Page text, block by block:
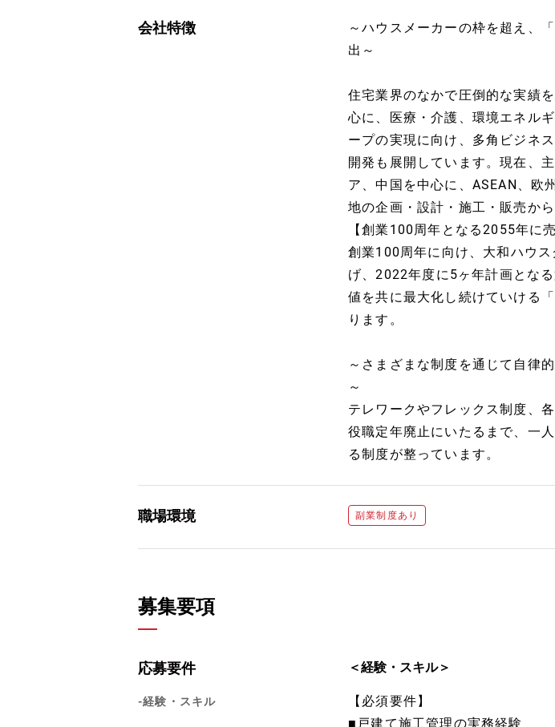
会社特徴
～ハウスメーカーの枠を超え、
出～
住宅業界のなかで圧倒的な実績
心に、医療・介護、環境エネル
ープの実現に向け、多角ビジネ
開発も展開しています。現在、
ア、中国を中心に、ASEAN、欧
地の企画・設計・施工・販売か
【創業100周年となる2055年に
創業100周年に向け、大和ハウ
げ、2022年度に5ヶ年計画とな
値を共に最大化し続けていける
ります。
～さまざまな制度を通じて自律
～
テレワークやフレックス制度、
役職定年廃止にいたるまで、一
る制度が整っています。
職場環境 副業制度あり
募集要項
応募要件
-経験・スキル
＜経験・スキル＞
【必須要件】
■戸建て施工管理の実務経験